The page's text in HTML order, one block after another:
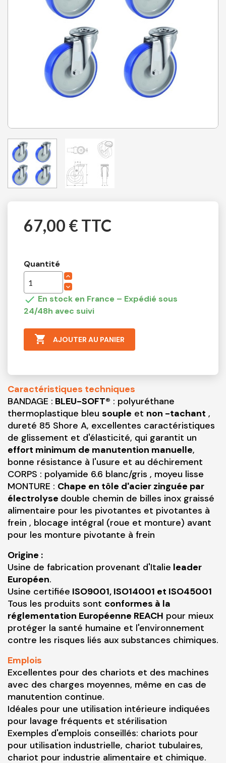
67,00 € TTC
Quantité
 En stock en France – Expédié sous
24/48h avec suivi
 AJOUTER AU PANIER
Caractéristiques techniques
BANDAGE : BLEU-SOFT® : polyuréthane
thermoplastique bleu souple et non -tachant ,
dureté 85 Shore A, excellentes caractéristiques
de glissement et d'élasticité, qui garantit un
effort minimum de manutention manuelle,
bonne résistance à l'usure et au déchirement
CORPS : polyamide 6.6 blanc/gris , moyeu lisse
MONTURE : Chape en tôle d'acier zinguée par
électrolyse double chemin de billes inox graissé
alimentaire pour les pivotantes et pivotantes à
frein , blocage intégral (roue et monture) avant
pour les monture pivotante à frein
Origine :
Usine de fabrication provenant d'Italie leader
Européen.
Usine certifiée ISO9001, ISO14001 et ISO45001
Tous les produits sont conformes à la
réglementation Européenne REACH pour mieux
protéger la santé humaine et l'environnement
contre les risques liés aux substances chimiques.
Emplois
Excellentes pour des chariots et des machines
avec des charges moyennes, même en cas de
manutention continue.
Idéales pour une utilisation intérieure indiquées
pour lavage fréquents et stérilisation
Exemples d'emplois conseillés: chariots pour
pour utilisation industrielle, chariot tubulaires,
chariot pour industrie alimentaire et chimique.